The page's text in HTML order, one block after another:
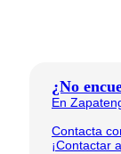
¿No
En
Contacta
¡Contactar